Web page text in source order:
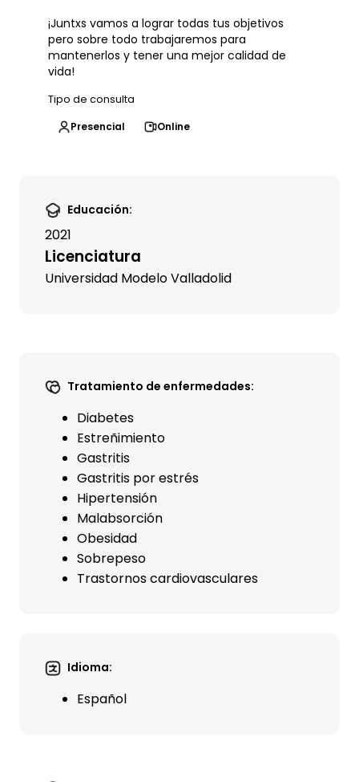
¡Juntxs vamos a lograr todas tus objetivos
pero sobre todo trabajaremos para
mantenerlos y tener una mejor calidad de
vida!
Tipo de consulta
Presencial
Online
Educación:
2021
Licenciatura
Universidad Modelo Valladolid
Tratamiento de enfermedades:
Diabetes
Estreñimiento
Gastritis
Gastritis por estrés
Hipertensión
Malabsorción
Obesidad
Sobrepeso
Trastornos cardiovasculares
Idioma:
Español